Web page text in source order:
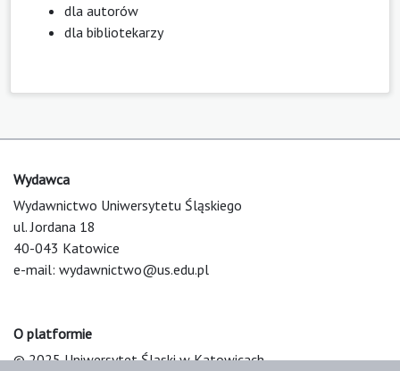
dla autorów
dla bibliotekarzy
Wydawca
Wydawnictwo Uniwersytetu Śląskiego
ul. Jordana 18
40-043 Katowice
e-mail: wydawnictwo@us.edu.pl
O platformie
© 2025 Uniwersytet Śląski w Katowicach